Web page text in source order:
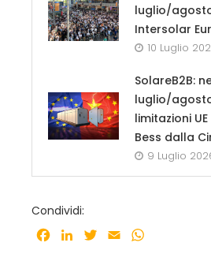
luglio/
Intersolar
10 Luglio
SolareB2B:
luglio/
limitazioni
Bess dalla
9 Luglio
Condividi:
Facebook
LinkedInTwitter
Email